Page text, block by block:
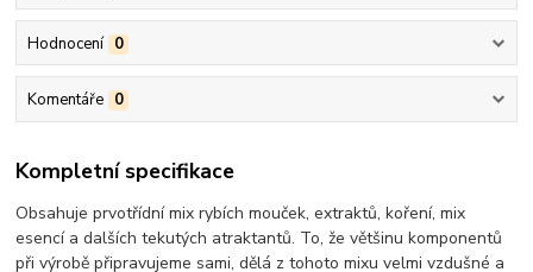
Hodnocení 0
Komentáře 0
Kompletní specifikace
Obsahuje prvotřídní mix rybích mouček, extraktů, koření, mix
esencí a dalších tekutých atraktantů. To, že většinu komponentů
při výrobě připravujeme sami, dělá z tohoto mixu velmi vzdušné a